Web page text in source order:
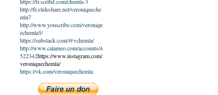
http://fr.slideshare.net/veroniqueche
mla7
http://www.youscribe.com/veroniqu
echemla5/
https://substack.com/@vchemla/
http://www.calameo.com/accounts/4
522342https://www.instagram.com/
veroniquechemla/
https://vk.com/veroniquechemla